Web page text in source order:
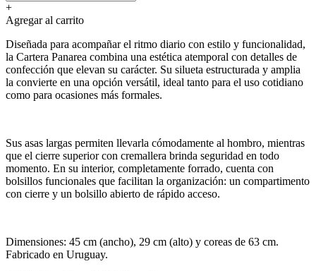
+
Agregar al carrito
Diseñada para acompañar el ritmo diario con estilo y funcionalidad,
la Cartera Panarea combina una estética atemporal con detalles de
confección que elevan su carácter. Su silueta estructurada y amplia
la convierte en una opción versátil, ideal tanto para el uso cotidiano
como para ocasiones más formales.
Sus asas largas permiten llevarla cómodamente al hombro, mientras
que el cierre superior con cremallera brinda seguridad en todo
momento. En su interior, completamente forrado, cuenta con
bolsillos funcionales que facilitan la organización: un compartimento
con cierre y un bolsillo abierto de rápido acceso.
Dimensiones: 45 cm (ancho), 29 cm (alto) y coreas de 63 cm.
Fabricado en Uruguay.